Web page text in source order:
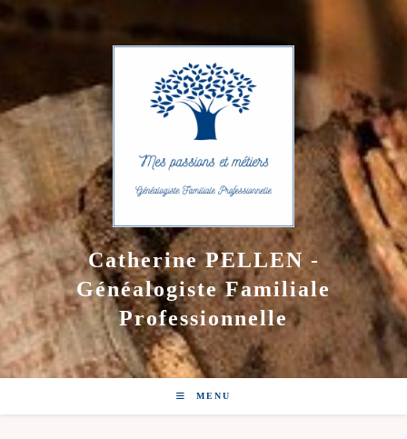
Catherine PELLEN -
Généalogiste Familiale
Professionnelle
MENU